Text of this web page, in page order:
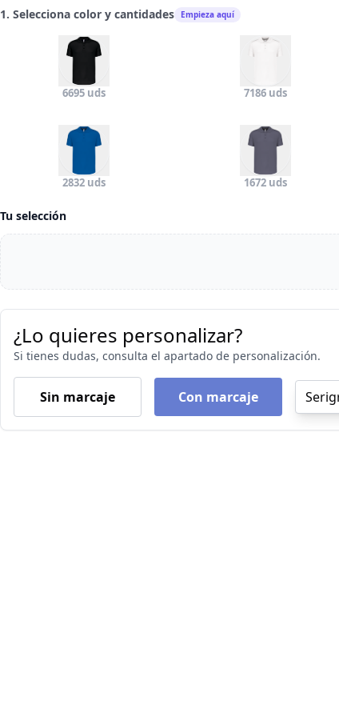
1. Selecciona color y cantidades Empieza aquí
6695 uds 7186 uds
2832 uds 1672 uds
Tu selección
¿Lo quieres personalizar?
Si tienes dudas, consulta el apartado de personalización.
Sin marcaje Con marcaje